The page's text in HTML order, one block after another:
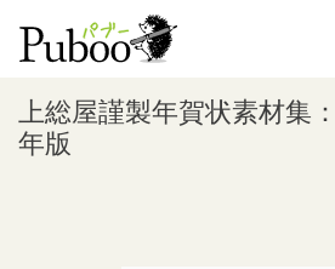
上総屋謹製年賀状素材集
年版